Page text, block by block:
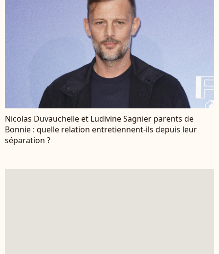
Nicolas Duvauchelle et Ludivine Sagnier parents de
Bonnie : quelle relation entretiennent-ils depuis leur
séparation ?